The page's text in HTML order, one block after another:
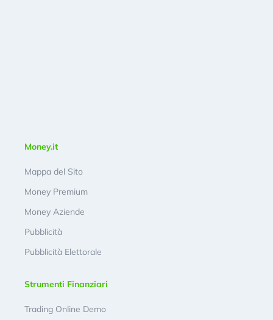
Money.it
Mappa del Sito
Money Premium
Money Aziende
Pubblicità
Pubblicità Elettorale
Strumenti Finanziari
Trading Online Demo